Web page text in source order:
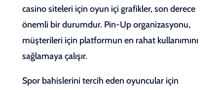
casino siteleri için oyun içi grafikler, son derece
önemli bir durumdur. Pin-Up organizasyonu,
müşterileri için platformun en rahat kullanımını
sağlamaya çalışır.
Spor bahislerini tercih eden oyuncular için